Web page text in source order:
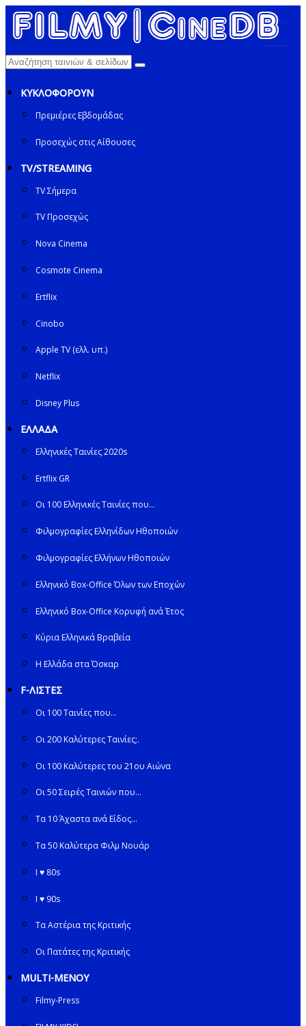
ΚΥΚΛΟΦΟΡΟΥΝ
Πρεμιέρες Εβδομάδας
Προσεχώς στις Αίθουσες
TV/STREAMING
TV Σήμερα
TV Προσεχώς
Nova Cinema
Cosmote Cinema
Ertflix
Cinobo
Apple TV (ελλ. υπ.)
Netflix
Disney Plus
ΕΛΛΑΔΑ
Ελληνικές Ταινίες 2020s
Ertflix GR
Οι 100 Ελληνικές Ταινίες που…
Φιλμογραφίες Ελληνίδων Ηθοποιών
Φιλμογραφίες Ελλήνων Ηθοποιών
Ελληνικό Box-Office Όλων των Εποχών
Ελληνικό Box-Office Κορυφή ανά Έτος
Κύρια Ελληνικά Βραβεία
Η Ελλάδα στα Όσκαρ
F-ΛΙΣΤΕΣ
Οι 100 Ταινίες που…
Οι 200 Καλύτερες Ταινίες;.
Οι 100 Καλύτερες του 21ου Αιώνα
Οι 50 Σειρές Ταινιών που…
Τα 10 Άχαστα ανά Είδος…
Τα 50 Καλύτερα Φιλμ Νουάρ
I ♥ 80s
I ♥ 90s
Τα Αστέρια της Κριτικής
Οι Πατάτες της Κριτικής
MULTI-ΜΕΝΟΥ
Filmy-Press